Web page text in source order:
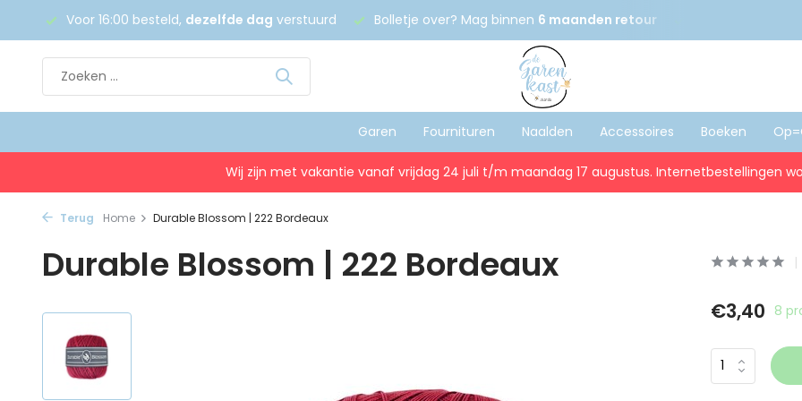
Voor 16:00 besteld, dezelfde dag verstuurd Bolletje over? Mag binnen 6 maanden retour
Garen Fournituren Naalden Accessoires Boeken
Wij zijn met vakantie vanaf vrijdag 24 juli t/m maandag 17 augustus. Internetbestellingen
Terug Home Durable Blossom | 222 Bordeaux
Durable Blossom | 222 Bordeaux
€3,40 8